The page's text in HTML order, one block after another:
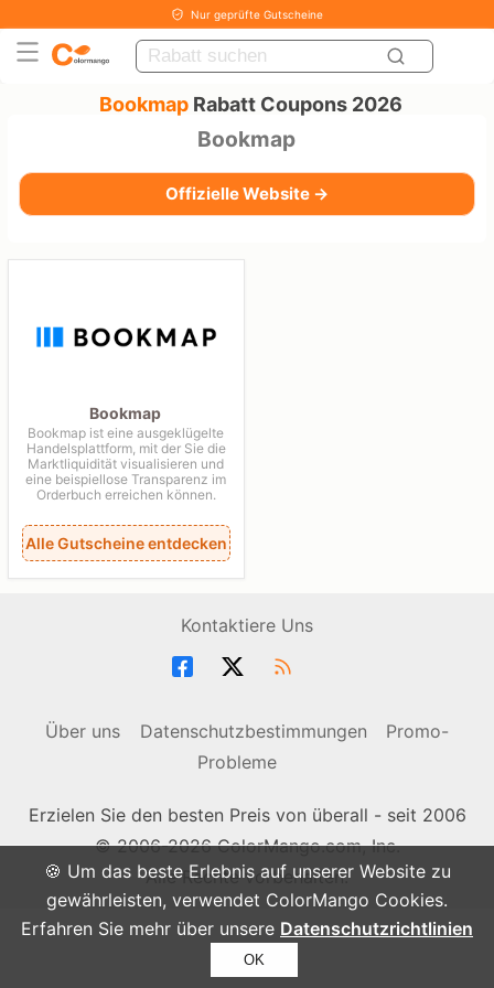
🍪 Um das beste Erlebnis auf unserer Website zu
gewährleisten, verwendet ColorMango Cookies.
Erfahren Sie mehr über unsere Datenschutzrichtlinien
OK
Nur geprüfte Gutscheine
BookmapRabatt Coupons 2026
Bookmap
Offizielle Website →
Bookmap
Bookmap ist eine ausgeklügelte
Handelsplattform, mit der Sie die
Marktliquidität visualisieren und
eine beispiellose Transparenz im
Orderbuch erreichen können.
Alle Gutscheine entdecken
Kontaktiere Uns
Über uns Datenschutzbestimmungen
Promo-
Probleme
Erzielen Sie den besten Preis von überall - seit 2006
© 2006-2026 ColorMango.com, Inc.
Alle Rechte vorbehalten.